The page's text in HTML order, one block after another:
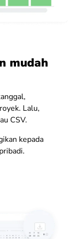
mudah
Lalu,
CSV.
kepada